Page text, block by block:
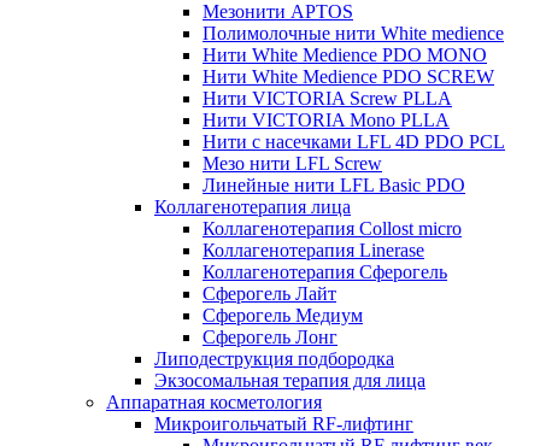
Мезонити APTOS
Полимолочные нити White medience
Нити White Medience PDO MONO
Нити White Medience PDO SCREW
Нити VICTORIA Screw PLLA
Нити VICTORIA Mono PLLA
Нити с насечками LFL 4D PDO PCL
Мезо нити LFL Screw
Линейные нити LFL Basic PDO
Коллагенотерапия лица
Коллагенотерапия Collost micro
Коллагенотерапия Linerase
Коллагенотерапия Сферогель
Сферогель Лайт
Сферогель Медиум
Сферогель Лонг
Липодеструкция подбородка
Экзосомальная терапия для лица
Аппаратная косметология
Микроигольчатый RF-лифтинг